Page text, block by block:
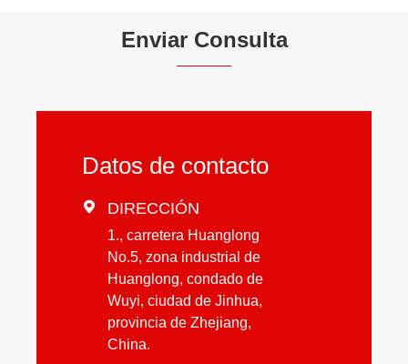
Enviar Consulta
Datos de contacto
 DIRECCIÓN
1., carretera Huanglong
No.5, zona industrial de
Huanglong, condado de
Wuyi, ciudad de Jinhua,
provincia de Zhejiang,
China.